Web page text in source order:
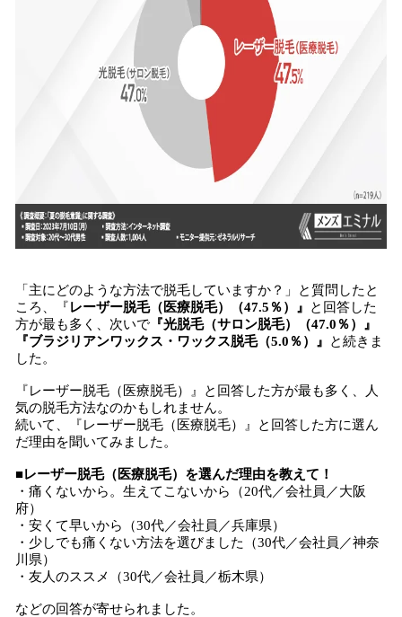
「主にどのような方法で脱毛していますか？」と質問したと
ころ、『レーザー脱毛（医療脱毛）（47.5％）』
と回答した
方が最も多く、次いで 『光脱毛（サロン脱毛）（47.0％）』
『ブラジリアンワックス・ワックス脱毛（5.0％）』
と続きま
した。
『レーザー脱毛（医療脱毛）』と回答した方が最も多く、人
気の脱毛方法なのかもしれません。
続いて、『レーザー脱毛（医療脱毛）』と回答した方に選ん
だ理由を聞いてみました。
■レーザー脱毛（医療脱毛）を選んだ理由を教えて！
・痛くないから。生えてこないから（20代／会社員／大阪
府）
・安くて早いから（30代／会社員／兵庫県）
・少しでも痛くない方法を選びました（30代／会社員／神奈
川県）
・友人のススメ（30代／会社員／栃木県）
などの回答が寄せられました。